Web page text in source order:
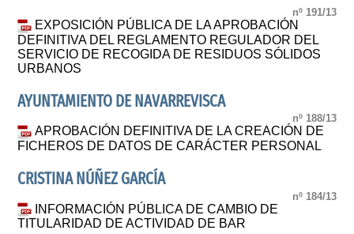
nº 191/13
EXPOSICIÓN PÚBLICA DE LA APROBACIÓN
DEFINITIVA DEL REGLAMENTO REGULADOR DEL
SERVICIO DE RECOGIDA DE RESIDUOS SÓLIDOS
URBANOS
AYUNTAMIENTO DE NAVARREVISCA
nº 188/13
APROBACIÓN DEFINITIVA DE LA CREACIÓN DE
FICHEROS DE DATOS DE CARÁCTER PERSONAL
CRISTINA NÚÑEZ GARCÍA
nº 184/13
INFORMACIÓN PÚBLICA DE CAMBIO DE
TITULARIDAD DE ACTIVIDAD DE BAR